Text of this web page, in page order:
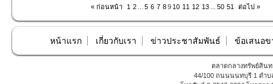
« ก่อนหน้า 1 2 5 6 7 89 10 11 12 13 50 51 ต่อไป »
หน้าแรก เกี่ยวกับเรา ข่าวประชาสัมพันธ์ ข้อเสนอข
ตลาดกลางทรัพย์สิน
44/100 ถนนนนทบุรี 1 ตำบ